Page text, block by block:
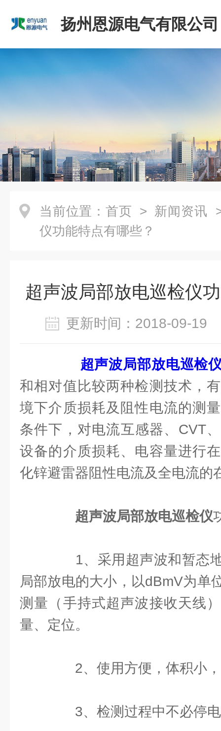
扬州恩源电气有限公司
当前位置： 首页 > 新闻资讯
仪功能特点有哪些？
超声波局部放电巡检仪
更新时间：2018-09-
超声波局部放电巡检
和相对值比较两种检测技术，
境下介质损耗及阻性电流的测
条件下，对电流互感器、CVT
设备的介质损耗、电容量进行
化锌避雷器阻性电流及全电流的
超声波局部放电巡检仪
1、采用超声波和暂态地
局部放电的大小，以dBmV为单
测量（手持式超声波接收天线
量、定位。
2、使用方便，体积小，
3、检测过程中不必停